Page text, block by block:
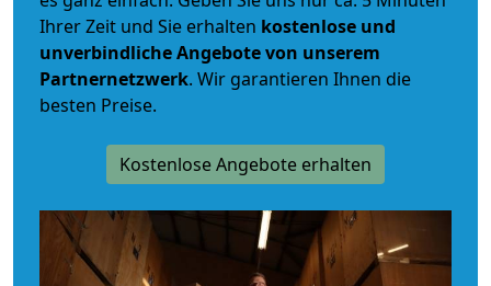
Ihrer Zeit und Sie erhalten kostenlose und
unverbindlicheAngebote von unserem
Partnernetzwerk. Wir garantieren Ihnen die
besten Preise.
Kostenlose Angebote erhalten